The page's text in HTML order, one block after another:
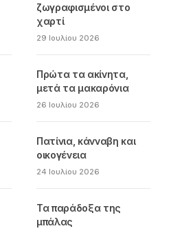
ζωγραφισμένοι στο
χαρτί
29 Ιουλίου 2026
Πρώτα τα ακίνητα,
μετά τα μακαρόνια
26 Ιουλίου 2026
Πατίνια, κάνναβη και
οικογένεια
24 Ιουλίου 2026
Τα παράδοξα της
μπάλας